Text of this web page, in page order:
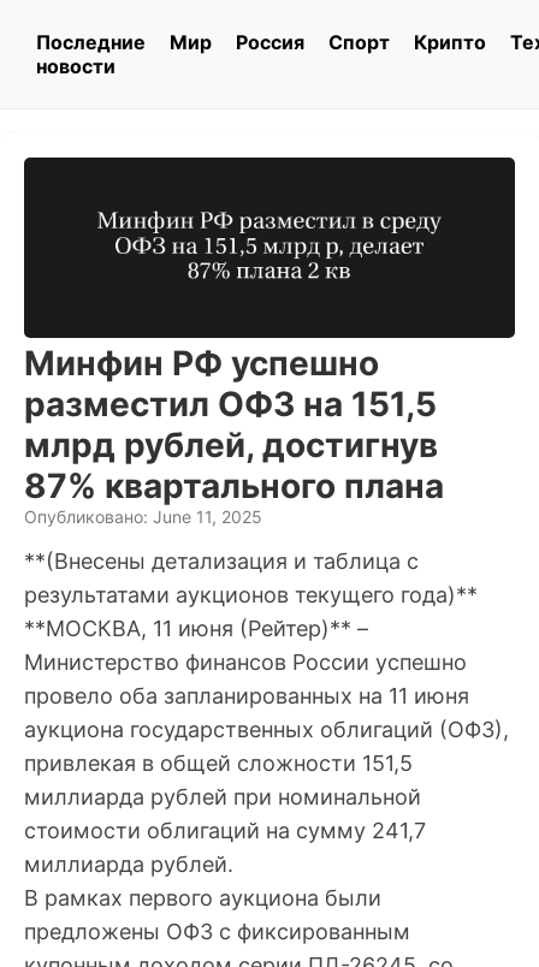
Последние
новости
Мир Россия Спорт Крипто
Минфин РФ успешно
разместил ОФЗ на 151,5
млрд рублей, достигнув
87% квартального плана
Опубликовано: June 11, 2025
**(Внесены детализация и таблица с
результатами аукционов текущего года)**
**МОСКВА, 11 июня (Рейтер)** –
Министерство финансов России успешно
провело оба запланированных на 11 июня
аукциона государственных облигаций (ОФЗ),
привлекая в общей сложности 151,5
миллиарда рублей при номинальной
стоимости облигаций на сумму 241,7
миллиарда рублей.
В рамках первого аукциона были
предложены ОФЗ с фиксированным